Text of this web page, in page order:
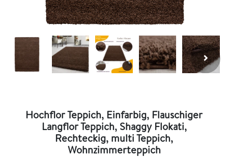
Hochflor Teppich, Einfarbig, Flauschiger
Langflor Teppich, Shaggy Flokati,
Rechteckig, multi Teppich,
Wohnzimmerteppich